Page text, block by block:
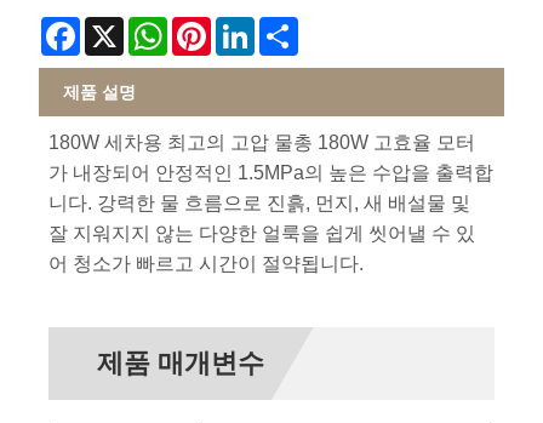
Facebook
X WhatsApp
PinterestLinkedIn
제품 설명
180W 세차용 최고의 고압 물총 180W 고효율 모터
가 내장되어 안정적인 1.5MPa의 높은 수압을 출력합
니다. 강력한 물 흐름으로 진흙, 먼지, 새 배설물 및
잘 지워지지 않는 다양한 얼룩을 쉽게 씻어낼 수 있
어 청소가 빠르고 시간이 절약됩니다.
제품 매개변수